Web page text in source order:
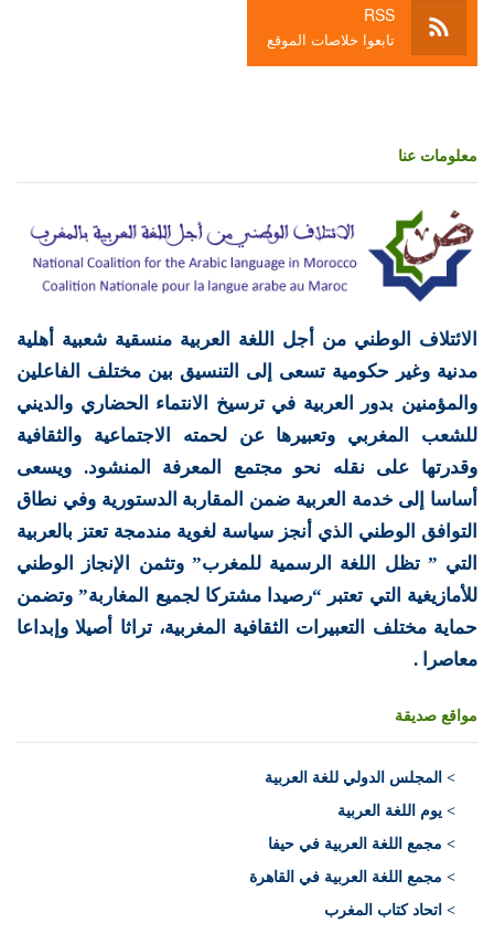
RSS
تابعوا خلاصات الموقع
معلومات عنا
الائتلاف الوطني من أجل اللغة العربية منسقية شعبية أهلية
مدنية وغير حكومية تسعى إلى التنسيق بين مختلف الفاعلين
والمؤمنين بدور العربية في ترسيخ الانتماء الحضاري والديني
للشعب المغربي وتعبيرها عن لحمته الاجتماعية والثقافية
وقدرتها على نقله نحو مجتمع المعرفة المنشود. ويسعى
أساسا إلى خدمة العربية ضمن المقاربة الدستورية وفي نطاق
التوافق الوطني الذي أنجز سياسة لغوية مندمجة تعتز بالعربية
التي ” تظل اللغة الرسمية للمغرب” وتثمن الإنجاز الوطني
للأمازيغية التي تعتبر “رصيدا مشتركا لجميع المغاربة” وتضمن
حماية مختلف التعبيرات الثقافية المغربية، تراثا أصيلا وإبداعا
معاصرا .
مواقع صديقة
> المجلس الدولي للغة العربية
> يوم اللغة العربية
> مجمع اللغة العربية في حيفا
> مجمع اللغة العربية في القاهرة
> اتحاد كتاب المغرب